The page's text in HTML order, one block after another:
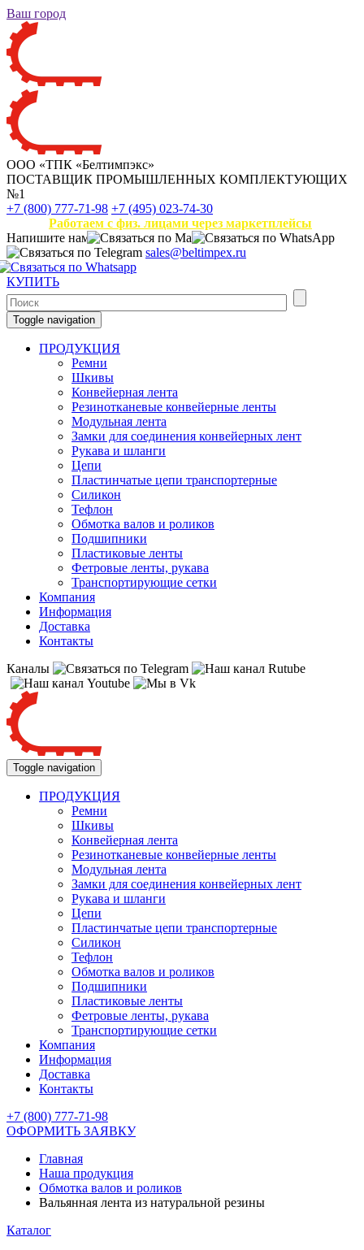
Ваш город
ООО «ТПК «Белтимпэкс»
ПОСТАВЩИК ПРОМЫШЛЕННЫХ КОМПЛЕКТУЮЩИХ
№1
+7 (800) 777-71-98 +7 (495) 023-74-30
Работаем с физ. лицами через маркетплейсы
Напишите нам
sales@beltimpex.ru
КУПИТЬ
Toggle navigation
ПРОДУКЦИЯ
Ремни
Шкивы
Конвейерная лента
Резинотканевые конвейерные ленты
Модульная лента
Замки для соединения конвейерных лент
Рукава и шланги
Цепи
Пластинчатые цепи транспортерные
Силикон
Тефлон
Обмотка валов и роликов
Подшипники
Пластиковые ленты
Фетровые ленты, рукава
Транспортирующие сетки
Компания
Информация
Доставка
Контакты
Каналы
Toggle navigation
ПРОДУКЦИЯ
Ремни
Шкивы
Конвейерная лента
Резинотканевые конвейерные ленты
Модульная лента
Замки для соединения конвейерных лент
Рукава и шланги
Цепи
Пластинчатые цепи транспортерные
Силикон
Тефлон
Обмотка валов и роликов
Подшипники
Пластиковые ленты
Фетровые ленты, рукава
Транспортирующие сетки
Компания
Информация
Доставка
Контакты
+7 (800) 777-71-98
ОФОРМИТЬ ЗАЯВКУ
Главная
Наша продукция
Обмотка валов и роликов
Вальянная лента из натуральной резины
Каталог